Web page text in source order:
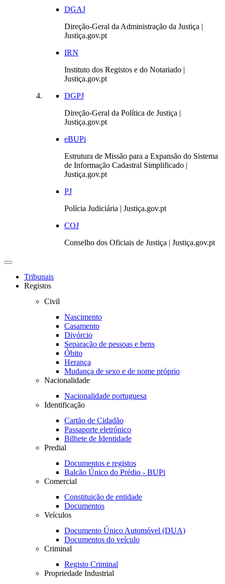
DGAJ
Direção-Geral da Administração da Justiça |
Justiça.gov.pt
IRN
Instituto dos Registos e do Notariado |
Justiça.gov.pt
DGPJ
Direção-Geral da Política de Justiça |
Justiça.gov.pt
eBUPi
Estrutura de Missão para a Expansão do Sistema
de Informação Cadastral Simplificado |
Justiça.gov.pt
PJ
Polícia Judiciária | Justiça.gov.pt
COJ
Conselho dos Oficiais de Justiça | Justiça.gov.pt
Toggle
navigationTribunais
Registos
Civil
Nascimento
Casamento
Divórcio
Separação de pessoas e bens
Óbito
Herança
Mudança de sexo e de nome próprio
Nacionalidade
Nacionalidade portuguesa
Identificação
Cartão de Cidadão
Passaporte eletrónico
Bilhete de Identidade
Predial
Documentos e registos
Balcão Único do Prédio - BUPi
Comercial
Constituição de entidade
Documentos
Veículos
Documento Único Automóvel (DUA)
Documentos do veículo
Criminal
Registo Criminal
Propriedade Industrial